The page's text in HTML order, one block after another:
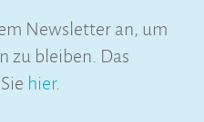
Newsletter an, um
zu bleiben. Das
hier.